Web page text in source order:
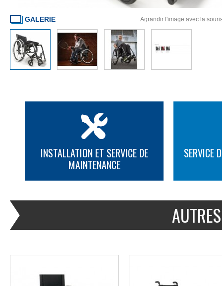
GALERIE Agrandir l'image avec la
INSTALLATION ET SERVICE DE
MAINTENANCE
SERVICE
PLUS D'INFORMATION PLUS D'INFORMATION